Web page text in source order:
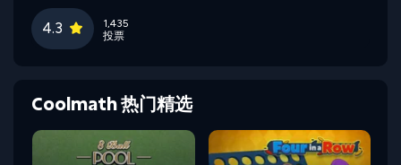
4.3
1,435
投票
Coolmath 热门精选